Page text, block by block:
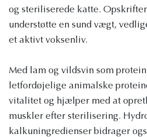
og steriliserede katte.
understøtte en sund vægt,
et aktivt voksenliv.
Med lam og vildsvin som
letfordøjelige animalske
vitalitet og hjælper med at
muskler efter sterilisering.
kalkuningredienser bidrager